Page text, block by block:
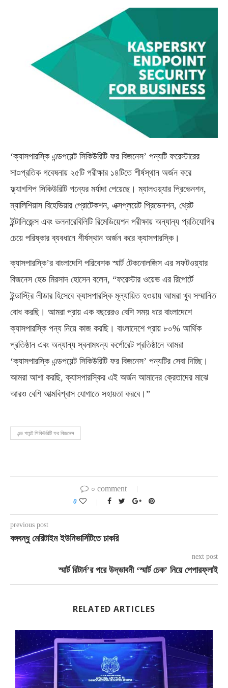
‘ক্যাসপারস্কি এন্ডপয়েন্ট সিকিউরিটি ফর বিজনেস’ পন্যটি ফরেস্টারের
সা¤প্রতিক গবেষনায় ২৫টি পরীক্ষার ১৪টিতে শীর্ষস্থান অর্জন করে
ফ্ল্যাগশিপ সিকিউরিটি পন্যের মর্যাদা পেয়েছে। ম্যালওয়্যার প্রিভেনশন,
ম্যালিশিয়াস বিহেভিয়ার প্রোটেকশন, এক্সপ্লয়েট প্রিভেনশন, থ্রেট
ইন্টালিজেন্স এবং ভলনারেবিলিটি রিমেডিয়েশন পরীক্ষায় অন্যান্য প্রতিযোগির
চেয়ে পরিষ্কার ব্যবধানে শীর্ষস্থান অর্জন করে ক্যাসপারস্কি।
ক্যাসপারস্কি’র বাংলাদেশি পরিবেশক স্মার্ট টেকনোলজিস এর সফটওয়্যার
বিজনেস হেড মিরসাদ হোসেন বলেন, “ফরেস্টার ওয়েভ এর রিপোর্টে
ইন্ডাস্ট্রি লীডার হিসেবে ক্যাসপারস্কি মূল্যায়িত হওয়ায় আমরা খুব সম্মানিত
বোধ করছি। আমরা প্রায় এক বছরেরও বেশি সময় ধরে বাংলাদেশে
ক্যাসপারস্কি পন্য নিয়ে কাজ করছি। বাংলাদেশে প্রায় ৮০% আর্থিক
প্রতিষ্ঠান এবং অন্যান্য স্বনামধন্য কর্পোরেট প্রতিষ্ঠানে আমরা
‘ক্যাসপারস্কি এন্ডপয়েন্ট সিকিউরিটি ফর বিজনেস’ পন্যটির সেবা দিচ্ছি।
আমরা আশা করছি, ক্যাসপারস্কির এই অর্জন আমাদের ক্রেতাদের মাঝে
আরও বেশি আত্মবিশ্বাস যোগাতে সহায়তা করবে।”
এন্ড পয়েন্ট সিকিউরিটি ফর বিজনেস
০ comment
0
previous post
বঙ্গবন্ধু মেরিটাইম ইউনিভার্সিটিতে চাকরি
next post
স্মার্ট রিটার্ন’র পরে উদ্ভাবনী ‘স্মার্ট চেক’ নিয়ে পেপারফ্লাই
RELATED ARTICLES